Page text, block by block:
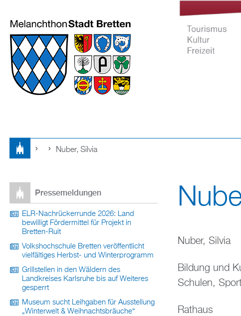
sind
hier
Nuber, Silvia
Nuber, Silvia
Bildung und
Schulen,
Rathaus
Pressemeldungen
ELR-Nachrückerrunde 2026: Land
bewilligt Fördermittel für Projekt in
Bretten-Ruit
Volkshochschule Bretten veröffentlicht
vielfältiges Herbst- und Winterprogramm
Grillstellen in den Wäldern des
Landkreises Karlsruhe bis auf Weiteres
gesperrt
Museum sucht Leihgaben für Ausstellung
„Winterwelt & Weihnachtsbräuche“